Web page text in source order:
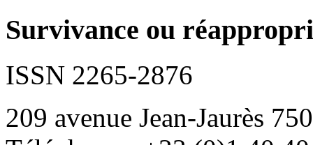
Survivance ou
ISSN 2265-2876
209 avenue Jean-Jaurès